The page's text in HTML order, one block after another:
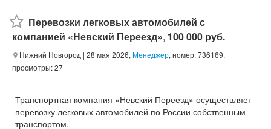
Перевозки легковых автомобилей с
компанией «Невский Переезд», 100 000 руб.
Нижний Новгород | 28 мая 2026, Менеджер, номер: 736169,
просмотры: 27
Транспортная компания «Невский Переезд» осуществляет
перевозку легковых автомобилей по России собственным
транспортом.